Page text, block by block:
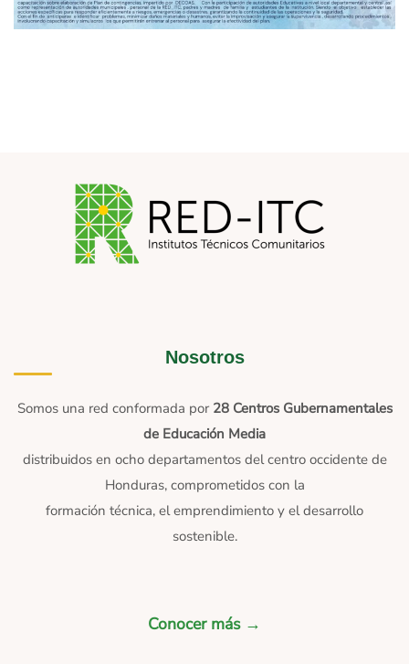
Nosotros
Somos una red conformada por 28 Centros Gubernamentales
de Educación Media
distribuidos en ocho departamentos del centro occidente de
Honduras, comprometidos con la
formación técnica, el emprendimiento y el desarrollo
sostenible.
Conocer más →